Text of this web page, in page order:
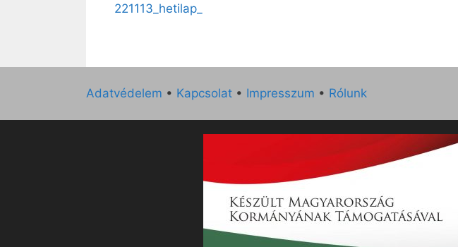
221113_hetilap_
Adatvédelem • Kapcsolat • Impresszum • Rólunk